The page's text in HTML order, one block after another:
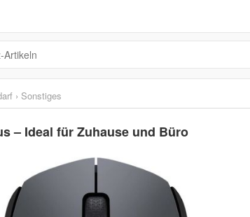
› Sonstiges
– Ideal für Zuhause und Büro